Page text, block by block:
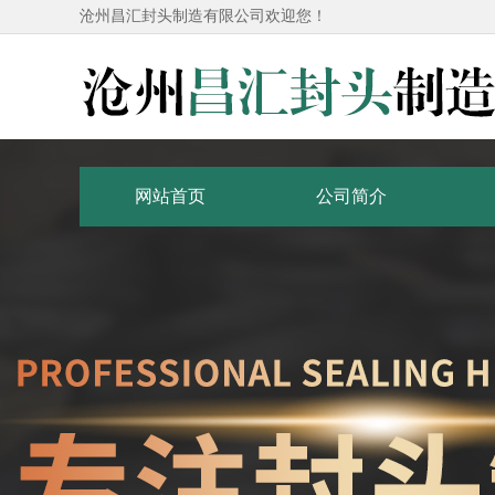
沧州昌汇封头制造有限公司欢迎您！
网站首页 公司简介